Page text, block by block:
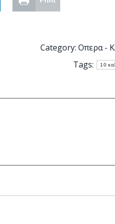
Category: Οπερα -
Tags:
10